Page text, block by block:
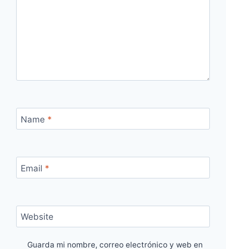
Name *
Email *
Website
Guarda mi nombre, correo electrónico y web en